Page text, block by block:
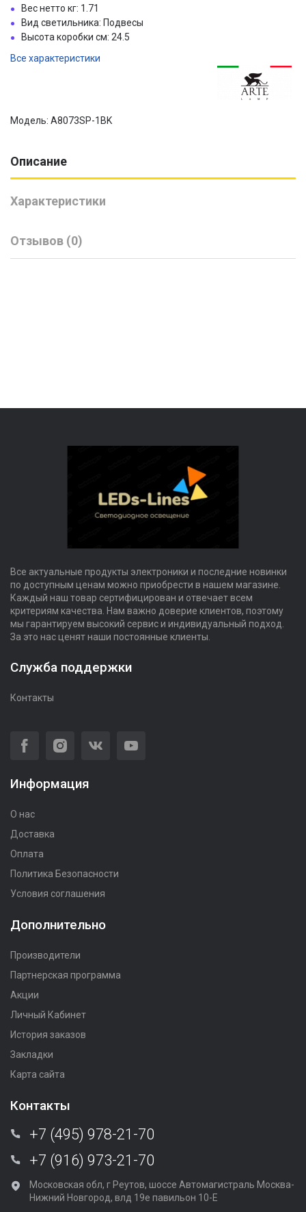
Вес нетто кг: 1.71
Вид светильника: Подвесы
Высота коробки см: 24.5
Все характеристики
Модель: A8073SP-1BK
Описание
Характеристики
Отзывов (0)
Все актуальные продукты электроники и последние новинки
по доступным ценам можно приобрести в нашем магазине.
Каждый наш товар сертифицирован и отвечает всем
критериям качества. Нам важно доверие клиентов, поэтому
мы гарантируем высокий сервис и индивидуальный подход.
За это нас ценят наши постоянные клиенты.
Служба поддержки
Контакты
Информация
О нас
Доставка
Оплата
Политика Безопасности
Условия соглашения
Дополнительно
Производители
Партнерская программа
Акции
Личный Кабинет
История заказов
Закладки
Карта сайта
Контакты
+7 (495) 978-21-70
+7 (916) 973-21-70
Московская обл, г Реутов, шоссе Автомагистраль Москва-
Нижний Новгород, влд 19е павильон 10-Е